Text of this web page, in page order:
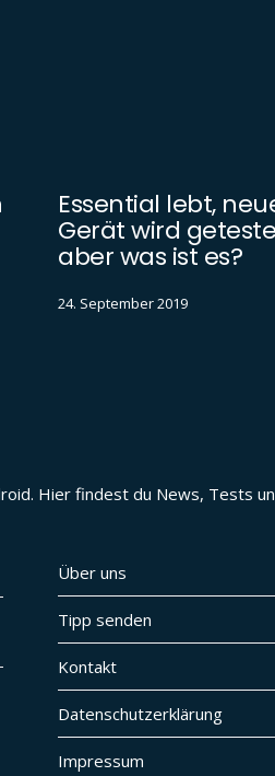
Essential lebt,
Gerät wird
aber was ist es?
24. September 2019
Hier findest du News, Tests
Über uns
Tipp senden
Kontakt
Datenschutzerklärung
Impressum